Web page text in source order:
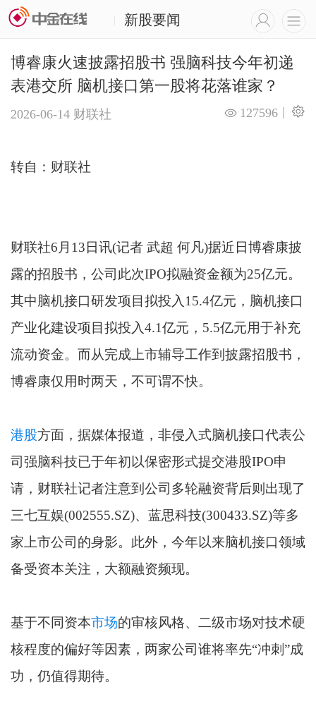
新股要闻
博睿康火速披露招股书 强脑科技今年初递
表港交所 脑机接口第一股将花落谁家？
2026-06-14 财联社 |
127596
转自：财联社
财联社6月13日讯(记者 武超 何凡)据近日博睿康披
露的招股书，公司此次IPO拟融资金额为25亿元。
其中脑机接口研发项目拟投入15.4亿元，脑机接口
产业化建设项目拟投入4.1亿元，5.5亿元用于补充
流动资金。而从完成上市辅导工作到披露招股书，
博睿康仅用时两天，不可谓不快。
港股方面，据媒体报道，非侵入式脑机接口代表公
司强脑科技已于年初以保密形式提交港股IPO申
请，财联社记者注意到公司多轮融资背后则出现了
三七互娱(002555.SZ)、蓝思科技(300433.SZ)等多
家上市公司的身影。此外，今年以来脑机接口领域
备受资本关注，大额融资频现。
基于不同资本市场的审核风格、二级市场对技术硬
核程度的偏好等因素，两家公司谁将率先“冲刺”成
功，仍值得期待。